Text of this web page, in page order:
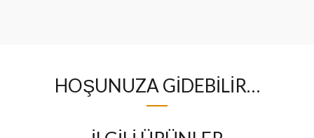
HOŞUNUZA GIDEBILIR…